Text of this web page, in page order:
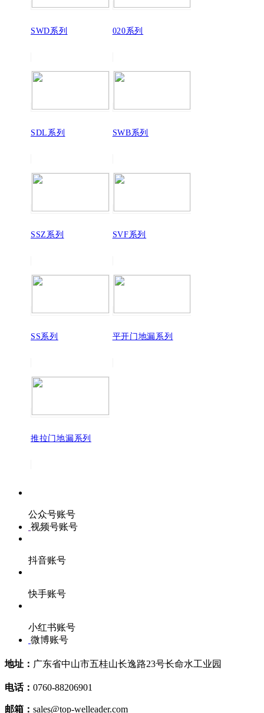
SWD系列 020系列
SDL系列 SWB系列
SSZ系列 SVF系列
SS系列 平开门地漏系列
推拉门地漏系列
公众号账号
视频号账号
抖音账号
快手账号
小红书账号
微博账号
地址： 广东省中山市五桂山长逸路23号长命水工业园
电话： 0760-88206901
邮箱： sales@top-welleader.com